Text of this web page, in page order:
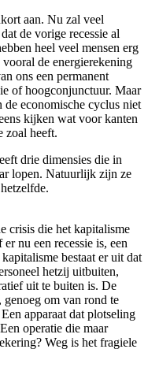
aan. Nu zal veel
de vorige recessie al
heel veel mensen erg
de energierekening
ons een permanent
of hoogconjunctuur. Maar
economische cyclus niet
kijken wat voor kanten
zoal heeft.
drie dimensies die in
lopen. Natuurlijk zijn ze
crisis die het kapitalisme
nu een recessie is, een
bestaat er uit dat
hetzij uitbuiten,
uit te buiten is. De
om van rond te
apparaat dat plotseling
operatie die maar
Weg is het fragiele